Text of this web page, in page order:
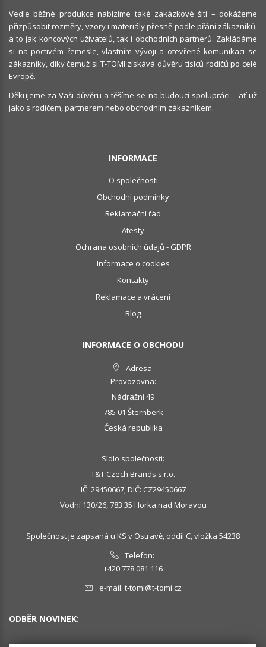
Vedle běžné produkce nabízíme také zakázkové šití – dokážeme
přizpůsobit rozměry, vzory i materiály přesně podle přání zákazníků,
a to jak koncových uživatelů, tak i obchodních partnerů. Zakládáme
si na poctivém řemesle, vlastním vývoji a otevřené komunikaci se
zákazníky, díky čemuž si T-TOMI získává důvěru tisíců rodičů po celé
Evropě.
Děkujeme za Vaši důvěru a těšíme se na budoucí spolupráci – ať už
jako s rodičem, partnerem nebo obchodním zákazníkem.
INFORMACE
O společnosti
Obchodní podmínky
Reklamační řád
Atesty
Ochrana osobních údajů - GDPR
Informace o cookies
Kontakty
Reklamace a vrácení
Blog
INFORMACE O OBCHODU
Adresa:
Provozovna:
Nádražní 49
785 01 Šternberk
Česká republika
Sídlo společnosti:
T&T Czech Brands s.r.o.
IČ: 29450667, DIČ: CZ29450667
Vodní 130/26, 783 35 Horka nad Moravou
Společnost je zapsaná u KS v Ostravě, oddíl C, vložka 54238
Telefon:
+420 778 081 116
e-mail: t-tomi@t-tomi.cz
ODBĚR NOVINEK: